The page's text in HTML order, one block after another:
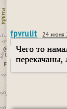
fpvrulit 24 июня
Чего то
перекачаны,